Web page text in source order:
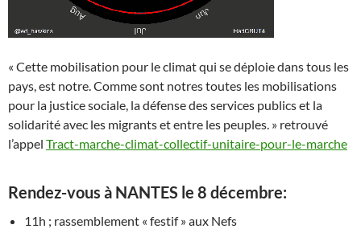
« Cette mobilisation pour le climat qui se déploie dans tous les
pays, est notre. Comme sont notres toutes les mobilisations
pour la justice sociale, la défense des services publics et la
solidarité avec les migrants et entre les peuples. » retrouvé
l’appel Tract-marche-climat-collectif-unitaire-pour-le-marche
Rendez-vous à NANTES le 8 décembre:
11h ; rassemblement « festif » aux Nefs